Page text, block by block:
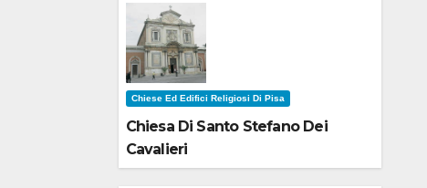
Chiese Ed Edifici Religiosi Di Pisa
Chiesa Di Santo Stefano Dei
Cavalieri